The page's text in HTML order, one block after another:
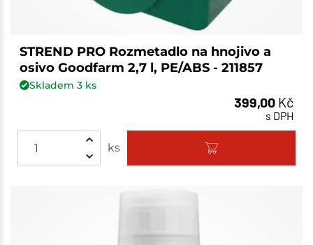
STREND PRO Rozmetadlo na hnojivo a
osivo Goodfarm 2,7 l, PE/ABS - 211857
Skladem 3ks
399,00 Kč
s DPH
ks